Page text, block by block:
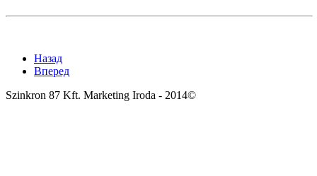
Назад
Вперед
Szinkron 87 Kft. Marketing Iroda - 2014©